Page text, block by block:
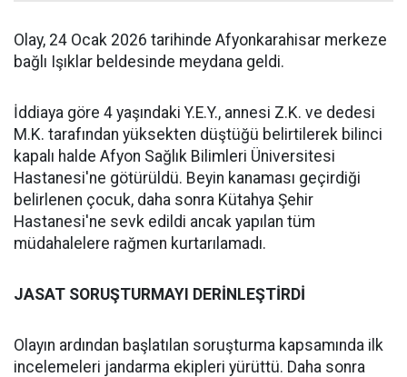
Olay, 24 Ocak 2026 tarihinde Afyonkarahisar merkeze
bağlı Işıklar beldesinde meydana geldi.
İddiaya göre 4 yaşındaki Y.E.Y., annesi Z.K. ve dedesi
M.K. tarafından yüksekten düştüğü belirtilerek bilinci
kapalı halde Afyon Sağlık Bilimleri Üniversitesi
Hastanesi'ne götürüldü. Beyin kanaması geçirdiği
belirlenen çocuk, daha sonra Kütahya Şehir
Hastanesi'ne sevk edildi ancak yapılan tüm
müdahalelere rağmen kurtarılamadı.
JASAT SORUŞTURMAYI DERİNLEŞTİRDİ
Olayın ardından başlatılan soruşturma kapsamında ilk
incelemeleri jandarma ekipleri yürüttü. Daha sonra